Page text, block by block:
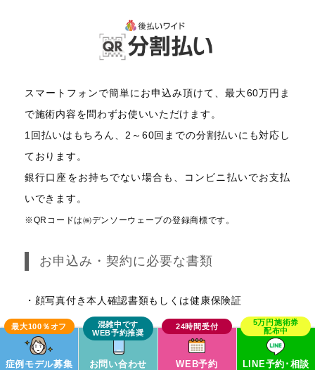
スマートフォンで簡単にお申込み頂けて、最大60万円ま
で施術内容を問わずお使いいただけます。
1回払いはもちろん、2～60回までの分割払いにも対応し
ております。
銀行口座をお持ちでない場合も、コンビニ払いでお支払
いできます。
※QRコードは㈱デンソーウェーブの登録商標です。
お申込み・契約に必要な書類
・顔写真付き本人確認書類もしくは健康保険証
症例モデル募集 お問い合わせ WEB予約 LINE予約･相談